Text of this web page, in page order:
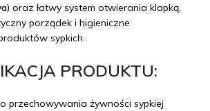
) oraz łatwy system otwierania klapką,
porządek i higieniczne
sypkich.
PRODUKTU:
przechowywania żywności sypkiej